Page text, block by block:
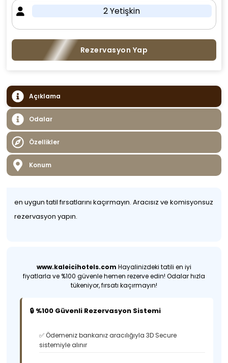
2 Yetişkin
Rezervasyon Yap
Açıklama
Odalar
Özellikler
Konum
en uygun tatil fırsatlarını kaçırmayın. Aracısız ve komisyonsuz
rezervasyon yapın.
www.kaleicihotels.com Hayalinizdeki tatili en iyi
fiyatlarla ve %100 güvenle hemen rezerve edin! Odalar hızla
tükeniyor, fırsatı kaçırmayın!
🔒 %100 Güvenli Rezervasyon Sistemi
✅ Ödemeniz bankanız aracılığıyla 3D Secure
sistemiyle alınır